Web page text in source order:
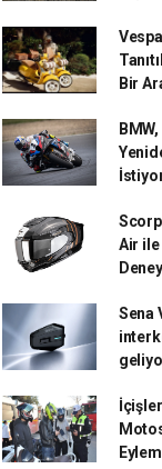
Bir
Air
Sena